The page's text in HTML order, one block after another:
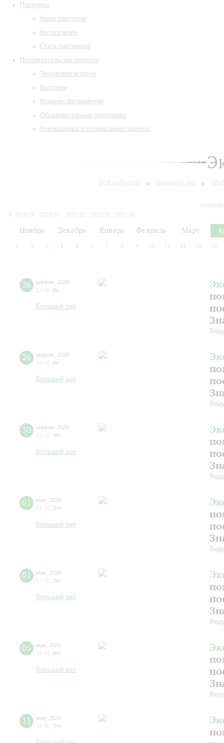
Партнеры
Наши партнеры
Фотогалерея
Стать партнером
Просветительские проекты
Творческие встречи
Выставки
Издания филармонии
Образовательные программы
Инклюзивные и специальные проекты
Все события Большой зал
2019/20
2020/21 2021/22 2022/23
2023/24
Ноябрь Декабрь Январь Февраль Март
2 3 4 5 6 7 8 9 10 11 12 13 14
26 апреля 2026
12:00 Вс
Большой зал
26 апреля 2026
14:00 Вс
Большой зал
30 апреля 2026
15:00 Чт
Большой зал
01 мая 2026
14:30 Пт
Большой зал
01 мая 2026
17:00 Пт
Большой зал
05 мая 2026
14:30 Вт
Большой зал
15 мая 2026
14:30 Пт